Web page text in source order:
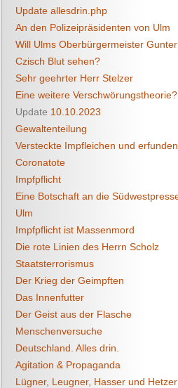
Update allesdrin.php
An den Polizeipräsidenten von Ulm
Will Ulms Oberbürgermeister Gunter
Czisch Blut sehen?
Sehr geehrter Herr Stelzer
Eine weitere Verschwörungstheorie?
Update 10.10.2023
Gewaltenteilung
Versteckte Impfleichen und
Coronatote
Impfpflicht
Eine Botschaft an die
Ulm
Impfpflicht ist Massenmord
Die rote Linien des Herrn Scholz
Staatsterrorismus
Der Krieg der Geimpften
Das Innenfutter
Der Geist aus der Flasche
Menschenversuche
Deutschland. Alles drin.
Agitation & Propaganda
Lügner, Leugner, Hasser und Hetzer